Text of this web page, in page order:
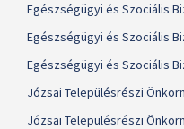
Egészségügyi és Szociális
Egészségügyi és Szociális
Egészségügyi és Szociális
Józsai Településrészi
Józsai Településrészi